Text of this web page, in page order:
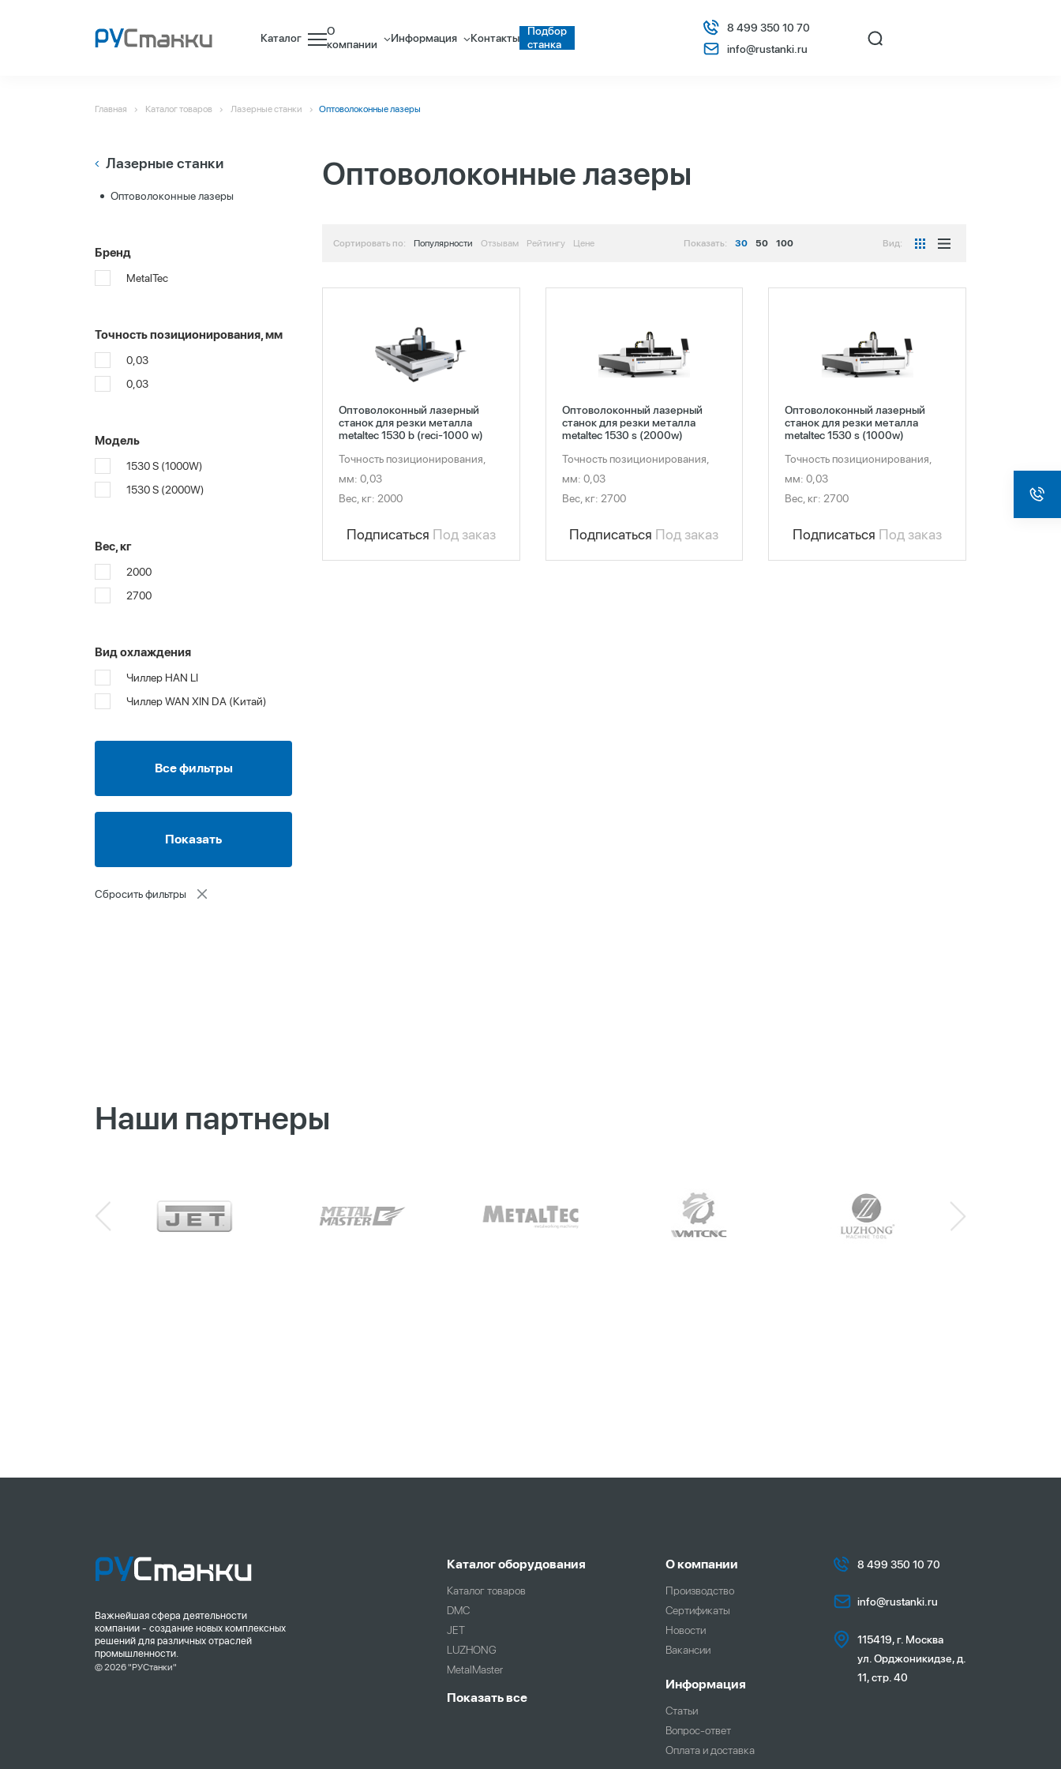
Каталог
О
компании
Информация Контакты
Подбор
станка
8 499 350 10 70
info@rustanki.ru
Главная Каталог товаров Лазерные станки Оптоволоконные лазеры
Лазерные станки
Оптоволоконные лазеры
Бренд
MetalTec
Точность позиционирования, мм
0,03
0,03
Модель
1530 S (1000W)
1530 S (2000W)
Вес, кг
2000
2700
Вид охлаждения
Чиллер HAN LI
Чиллер WAN XIN DA (Китай)
Все фильтры
Сбросить фильтры
Оптоволоконные лазеры
Сортировать по: Популярности Отзывам Рейтингу Цене Показать: 30 50 100 Вид:
Оптоволоконный лазерный
станок для резки металла
metaltec 1530 b (reci-1000 w)
Точность позиционирования,
мм: 0,03
Вес, кг: 2000
Подписаться Под заказ
Оптоволоконный лазерный
станок для резки металла
metaltec 1530 s (2000w)
Точность позиционирования,
мм: 0,03
Вес, кг: 2700
Подписаться Под заказ
Оптоволоконный лазерный
станок для резки металла
metaltec 1530 s (1000w)
Точность позиционирования,
мм: 0,03
Вес, кг: 2700
Подписаться Под заказ
Наши партнеры
Важнейшая сфера деятельности
компании - создание новых комплексных
решений для различных отраслей
промышленности.
© 2026 "РУСтанки"
Каталог оборудования
Каталог товаров
DMC
JET
LUZHONG
MetalMaster
Показать все
О компании
Производство
Сертификаты
Новости
Вакансии
Информация
Статьи
Вопрос-ответ
Оплата и доставка
8 499 350 10 70
info@rustanki.ru
115419, г. Москва
ул. Орджоникидзе, д.
11, стр. 40